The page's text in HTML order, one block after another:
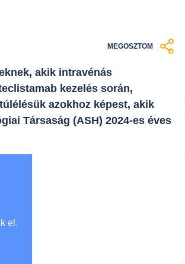
MEGOSZTOM
akik intravénás
kezelés során,
azokhoz képest, akik
Társaság (ASH) 2024-es éves
el.